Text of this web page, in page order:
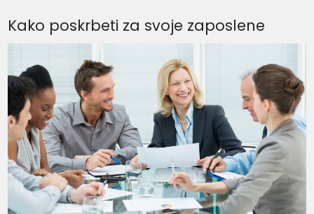
Kako poskrbeti za svoje zaposlene